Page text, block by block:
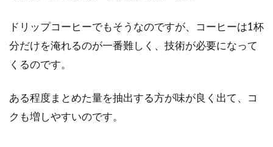
フードの注意点と意味とは
ドリップコーヒーでもそうなのですが、コーヒーは1杯
分だけを淹れるのが一番難しく、技術が必要になって
くるのです。
ある程度まとめた量を抽出する方が味が良く出て、コ
クも増しやすいのです。